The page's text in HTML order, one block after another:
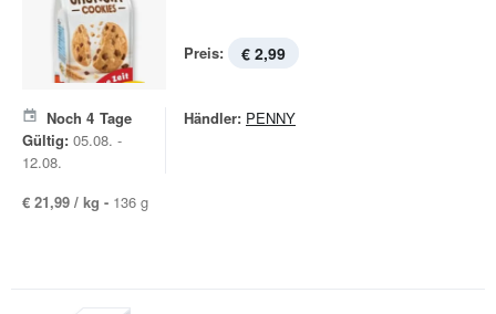
Preis: € 2,99
Noch 4 Tage
Gültig: 05.08. -
12.08.
Händler: PENNY
€ 21,99 / kg - 136 g